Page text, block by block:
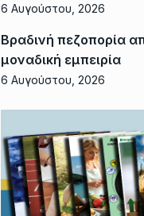
6 Αυγούστου, 2026
Βραδινή πεζοπορία
μοναδική εμπειρία
6 Αυγούστου, 2026